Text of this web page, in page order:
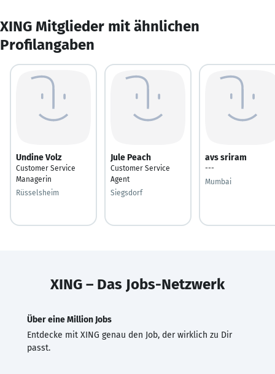
XING Mitglieder mit ähnlichen
Profilangaben
Undine Volz
Customer Service
Managerin
Rüsselsheim
Jule Peach
Customer Service
Agent
Siegsdorf
avs sriram
---
Mumbai
XING – Das Jobs-Netzwerk
Über eine Million Jobs
Entdecke mit XING genau den Job, der wirklich zu Dir
passt.